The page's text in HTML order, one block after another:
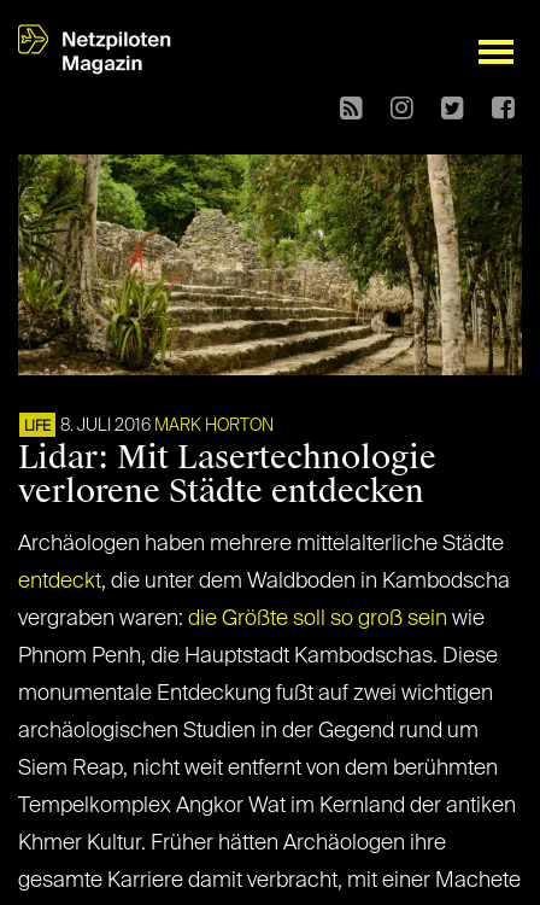
open
LIFE 8. JULI 2016 MARK HORTON
Lidar: Mit Lasertechnologie
verlorene Städte entdecken
Archäologen haben mehrere mittelalterliche Städte
entdeckt, die unter dem Waldboden in Kambodscha
vergraben waren: die Größte soll so groß sein wie
Phnom Penh, die Hauptstadt Kambodschas. Diese
monumentale Entdeckung fußt auf zwei wichtigen
archäologischen Studien in der Gegend rund um
Siem Reap, nicht weit entfernt von dem berühmten
Tempelkomplex Angkor Wat im Kernland der antiken
Khmer Kultur. Früher hätten Archäologen ihre
gesamte Karriere damit verbracht, mit einer Machete